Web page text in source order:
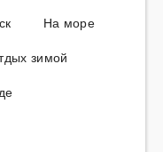
На море
зимой